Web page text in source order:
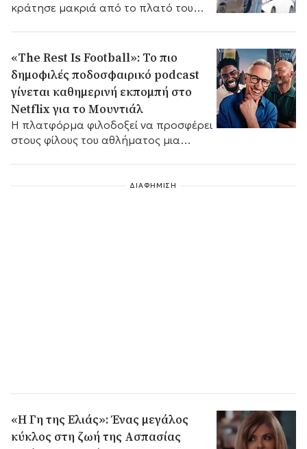
κράτησε μακριά από το πλατό του
«The Rest Is Football»: Το πιο
δημοφιλές ποδοσφαιρικό podcast
γίνεται καθημερινή εκπομπή στο
Netflix για το Μουντιάλ
Η πλατφόρμα φιλοδοξεί να προσφέρει
στους φίλους του αθλήματος μια
ΔΙΑΦΗΜΙΣΗ
«Η Γη της Ελιάς»: Ένας μεγάλος
κύκλος στη ζωή της Ασπασίας